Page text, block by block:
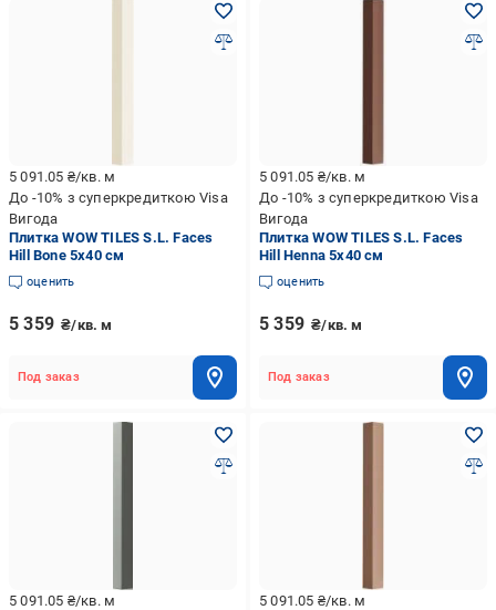
5 091.05 ₴/кв. м
До -10% з суперкредиткою Visa
Вигода
Плитка WOW TILES S.L. Faces
Hill Bone 5x40 см
оценить
5 359 ₴/кв. м
Под заказ
5 091.05 ₴/кв. м
До -10% з суперкредиткою Visa
Вигода
Плитка WOW TILES S.L. Faces
Hill Henna 5x40 см
оценить
5 359 ₴/кв. м
Под заказ
5 091.05 ₴/кв. м
5 091.05 ₴/кв. м